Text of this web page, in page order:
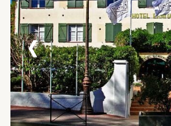
‹